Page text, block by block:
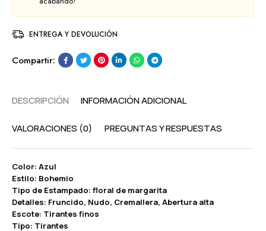
ENTREGA Y DEVOLUCIÓN
Compartir:
DESCRIPCIÓN INFORMACIÓN ADICIONAL
VALORACIONES (0) PREGUNTAS Y RESPUESTAS
Color: Azul
Estilo: Bohemio
Tipo de Estampado: floral de margarita
Detalles: Fruncido, Nudo, Cremallera, Abertura alta
Escote: Tirantes finos
Tipo: Tirantes